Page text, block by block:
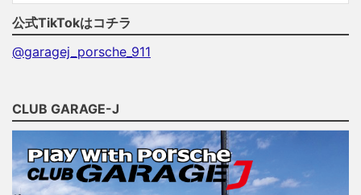
公式TikTokはコチラ
@garagej_porsche_911
CLUB GARAGE-J